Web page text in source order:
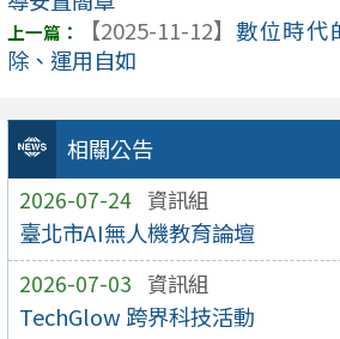
相關公告
2026-07-24 資訊組
臺北市AI無人機教育論壇
2026-07-03 資訊組
TechGlow 跨界科技活動
【2025-11-12】 數位時代
除、運用自如